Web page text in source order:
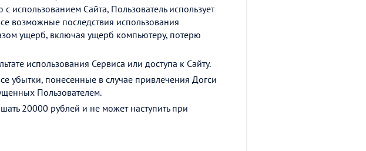
Сайта, Пользователь использует
возможные последствия использования
ущерб, включая ущерб компьютеру, потерю
использования Сервиса или доступа к Сайту.
убытки, понесенные в случае привлечения Догси
Пользователем.
20000 рублей и не может наступить при